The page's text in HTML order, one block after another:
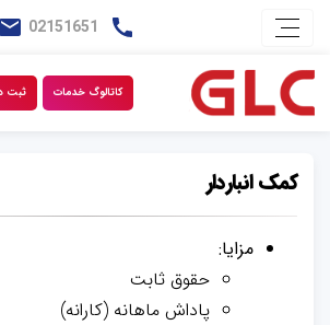
02151651
کاتالوگ خدمات ثبت
کمک انباردار
مزایا:
حقوق ثابت
پاداش ماهانه (کارانه)